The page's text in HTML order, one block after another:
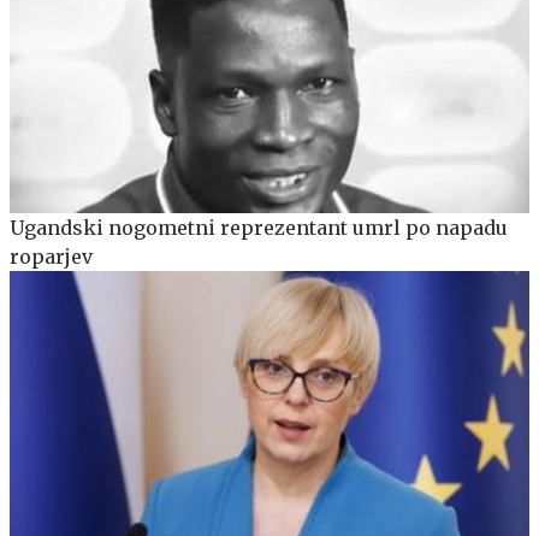
Ugandski nogometni reprezentant umrl po napadu
roparjev